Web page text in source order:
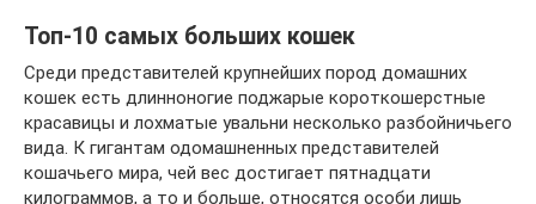
Топ-10 самых больших кошек
Среди представителей крупнейших пород домашних
кошек есть длинноногие поджарые короткошерстные
красавицы и лохматые увальни несколько разбойничьего
вида. К гигантам одомашненных представителей
кошачьего мира, чей вес достигает пятнадцати
килограммов, а то и больше, относятся особи лишь